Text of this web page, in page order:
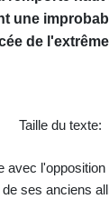
une
de
Taille du texte:
ses anciens